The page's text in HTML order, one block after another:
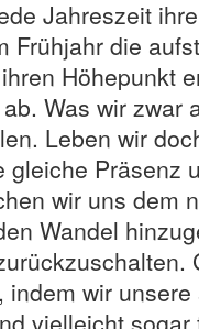
Jahreszeit
Frühjahr die
Höhepunkt
Was wir zwar
Leben wir
gleiche Präsenz
wir uns dem
Wandel
indem wir
vielleicht sogar